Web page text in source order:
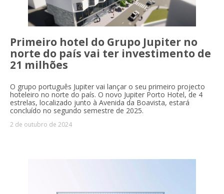
Primeiro hotel do Grupo Jupiter no
norte do país vai ter investimento de
21 milhões
O grupo português Jupiter vai lançar o seu primeiro projecto
hoteleiro no norte do país. O novo Jupiter Porto Hotel, de 4
estrelas, localizado junto à Avenida da Boavista, estará
concluído no segundo semestre de 2025.
2 de outubro de 2024